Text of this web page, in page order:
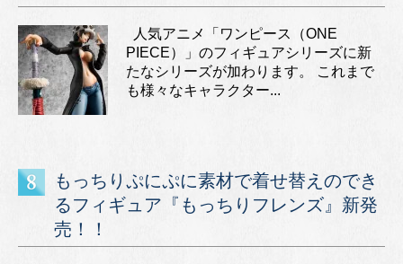
人気アニメ「ワンピース（ONE
PIECE）」のフィギュアシリーズに新
たなシリーズが加わります。 これまで
も様々なキャラクター...
もっちりぷにぷに素材で着せ替えのでき
るフィギュア『もっちりフレンズ』新発
売！！